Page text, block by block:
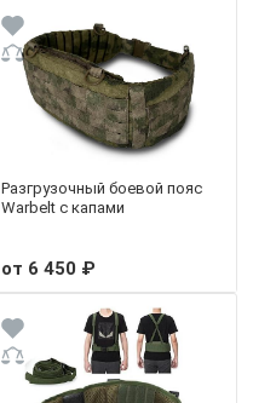
Разгрузочный боевой пояс
Warbelt с капами
от 6 450 ₽